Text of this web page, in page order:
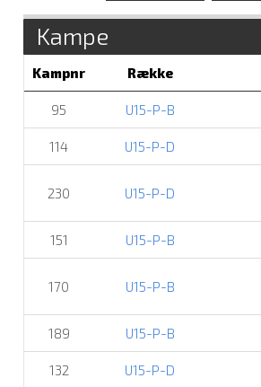
Kampe
Kampnr Række
95 U15-P-B
114 U15-P-D
230 U15-P-D
151 U15-P-B
170 U15-P-B
189 U15-P-B
132 U15-P-D